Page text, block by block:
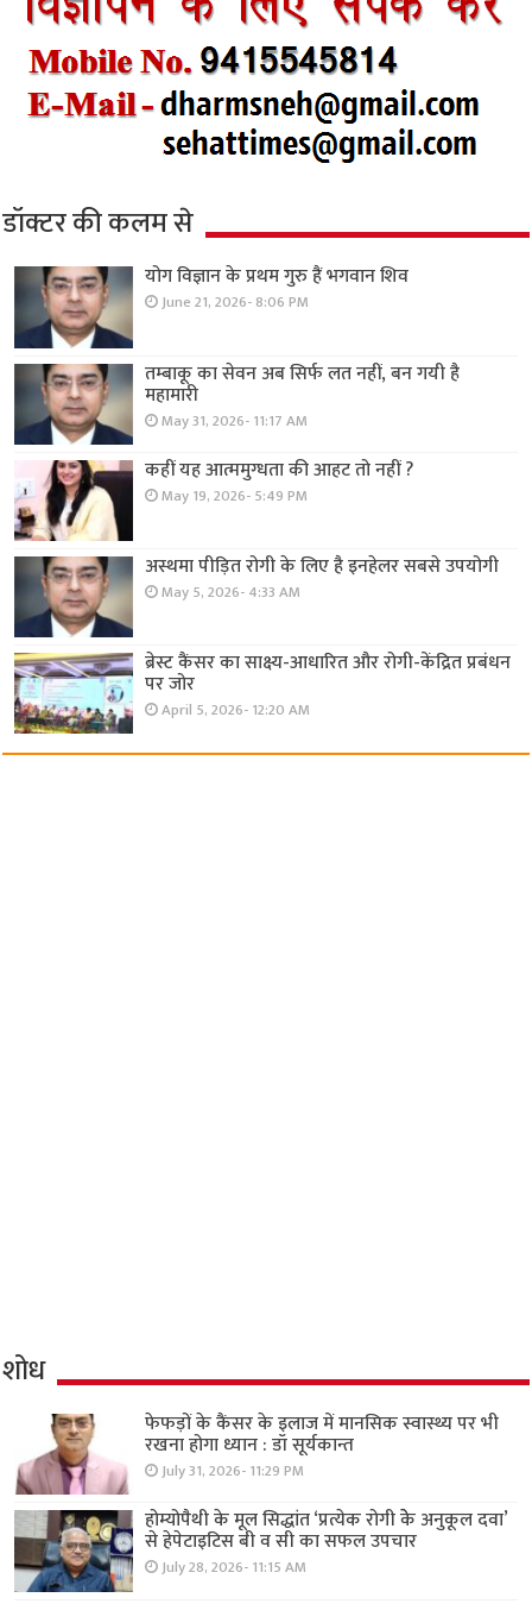
डॉक्टर की कलम से
योग विज्ञान के प्रथम गुरु हैं भगवान शिव
June 21, 2026- 8:06 PM
तम्बाकू का सेवन अब सिर्फ लत नहीं, बन गयी है
महामारी
May 31, 2026- 11:17 AM
कहीं यह आत्ममुग्धता की आहट तो नहीं ?
May 19, 2026- 5:49 PM
अस्थमा पीड़ित रोगी के लिए है इनहेलर सबसे उपयोगी
May 5, 2026- 4:33 AM
ब्रेस्ट कैंसर का साक्ष्य-आधारित और रोगी-केंद्रित प्रबंधन
पर जोर
April 5, 2026- 12:20 AM
शोध
फेफड़ों के कैंसर के इलाज में मानसिक स्वास्थ्य पर भी
रखना होगा ध्यान : डॉ सूर्यकान्त
July 31, 2026- 11:29 PM
होम्योपैथी के मूल सिद्धांत ‘प्रत्येक रोगी केे अनुकूल दवा’
से हेपेटाइटिस बी व सी का सफल उपचार
July 28, 2026- 11:15 AM